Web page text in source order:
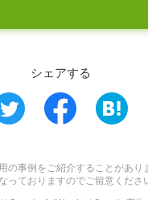
シェアする
の事例をご紹介することがあり
っておりますのでご留意くださ